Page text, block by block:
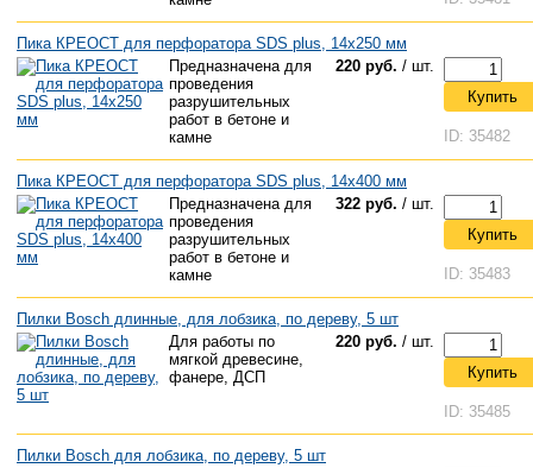
Пика КРЕОСТ для перфоратора SDS plus, 14х250 мм
Предназначена для
проведения
разрушительных
работ в бетоне и
камне
220 руб. / шт.
Купить
ID: 35482
Пика КРЕОСТ для перфоратора SDS plus, 14х400 мм
Предназначена для
проведения
разрушительных
работ в бетоне и
камне
322 руб. / шт.
Купить
ID: 35483
Пилки Bosch длинные, для лобзика, по дереву, 5 шт
Для работы по
мягкой древесине,
фанере, ДСП
220 руб. / шт.
Купить
ID: 35485
Пилки Bosch для лобзика, по дереву, 5 шт